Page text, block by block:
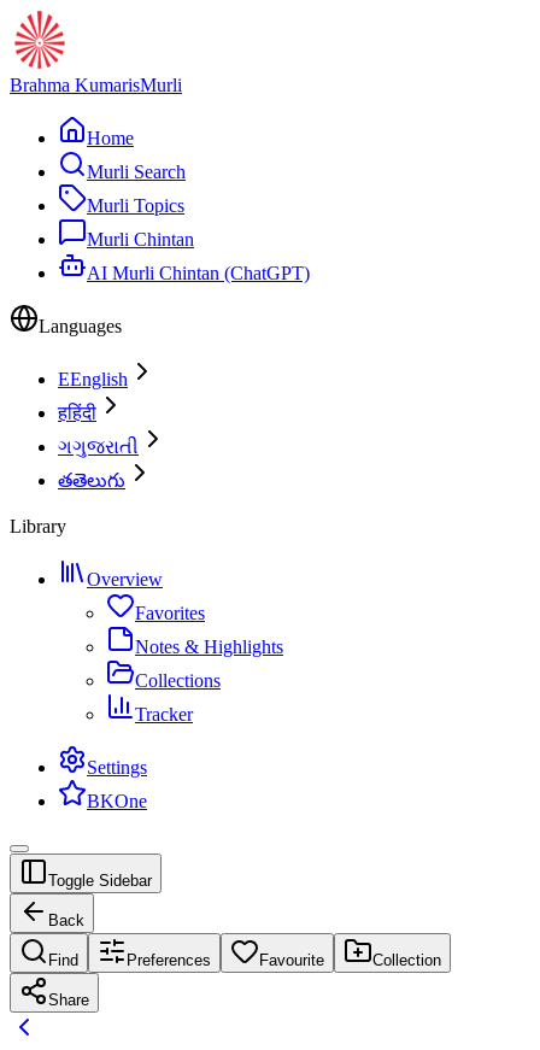
Brahma KumarisMurli
Home
Murli Search
Murli Topics
Murli Chintan
AI Murli Chintan (ChatGPT)
Languages
EEnglish
हहिंदी
ગગુજરાતી
తతెలుగు
Library
Overview
Favorites
Notes & Highlights
Collections
Tracker
Settings
BKOne
Toggle Sidebar
Back
Find Preferences Favourite Collection
Share